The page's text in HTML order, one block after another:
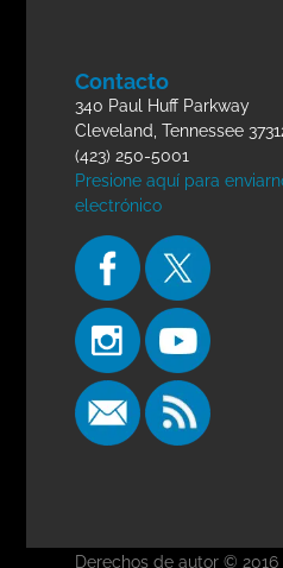
Contacto
340 Paul Huff Parkway
Cleveland, Tennessee
(423) 250-5001
Presione aquí para
electrónico
Derechos de autor © 2016